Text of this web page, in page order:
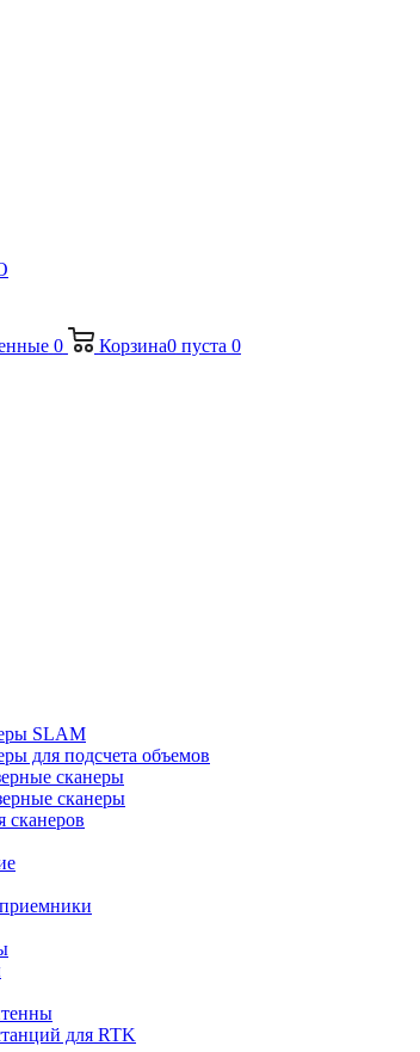
0 Корзина0 пуста 0
SLAM
для подсчета объемов
сканеры
сканеры
сканеров
для RTK